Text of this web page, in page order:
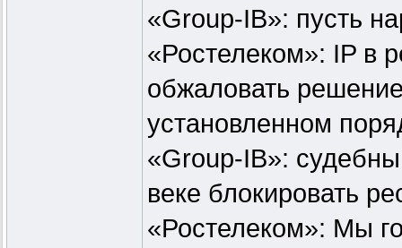
«Group-IB»: пусть
«Ростелеком»: IP в
обжаловать
установленном
«Group-IB»:
веке блокировать
«Ростелеком»: Мы